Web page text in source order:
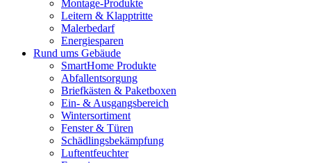
Montage-Produkte
Leitern & Klapptritte
Malerbedarf
Energiesparen
Rund ums Gebäude
SmartHome Produkte
Abfallentsorgung
Briefkästen & Paketboxen
Ein- & Ausgangsbereich
Wintersortiment
Fenster & Türen
Schädlingsbekämpfung
Luftentfeuchter